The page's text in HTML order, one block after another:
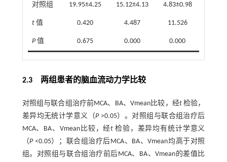
对照组 19.95±4.25 15.12±4.13 4.83±0.98
t值 0.420 4.487 11.526
P值 0.675 0.000 0.000
2.3 两组患者的脑血流动力学比较
对照组与联合组治疗前MCA、BA、Vmean比较，经t检验，
差异均无统计学意义（P>0.05）。对照组与联合组治疗后
MCA、BA、Vmean比较，经t 检验，差异均有统计学意义
（P<0.05）；联合组治疗后MCA、BA、Vmean均高于对照
组。对照组与联合组治疗前后MCA、BA、Vmean的差值比